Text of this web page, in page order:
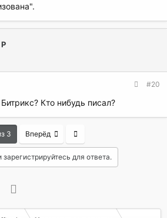
#20
Кто нибудь писал?
3 Вперёд
зарегистрируйтесь для ответа.
Twitter